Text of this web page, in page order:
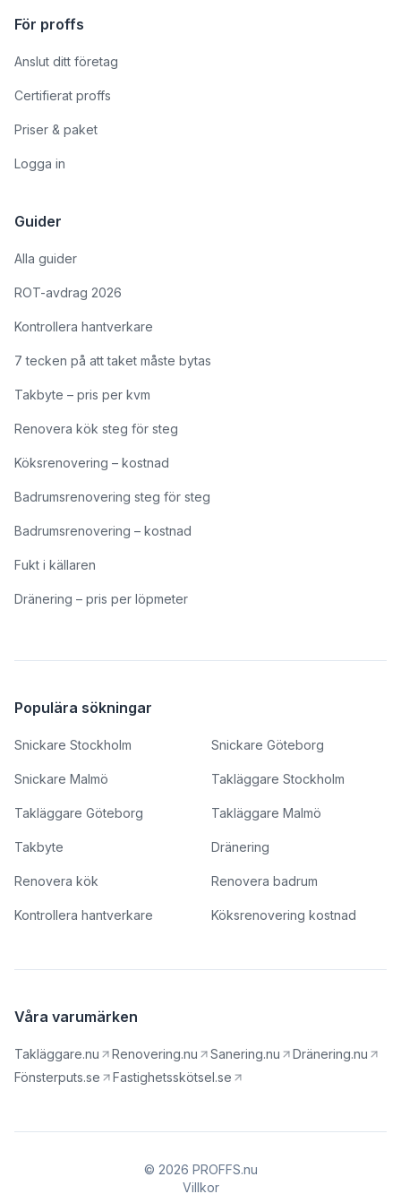
För proffs
Anslut ditt företag
Certifierat proffs
Priser & paket
Logga in
Guider
Alla guider
ROT-avdrag 2026
Kontrollera hantverkare
7 tecken på att taket måste bytas
Takbyte – pris per kvm
Renovera kök steg för steg
Köksrenovering – kostnad
Badrumsrenovering steg för steg
Badrumsrenovering – kostnad
Fukt i källaren
Dränering – pris per löpmeter
Populära sökningar
Snickare Stockholm Snickare Göteborg
Snickare Malmö Takläggare Stockholm
Takläggare Göteborg Takläggare Malmö
Takbyte Dränering
Renovera kök Renovera badrum
Kontrollera hantverkare Köksrenovering kostnad
Våra varumärken
Takläggare.nu Renovering.nu Sanering.nu
Dränering.nu
Fönsterputs.se
Fastighetsskötsel.se
© 2026 PROFFS.nu
Villkor